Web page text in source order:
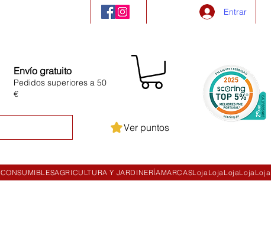
Entrar
Envío gratuito
Pedidos superiores a 50
€
Ver puntos
CONSUMIBLESAGRICULTURA Y JARDINERÍAMARCASLojaLojaLojaLojaLoja